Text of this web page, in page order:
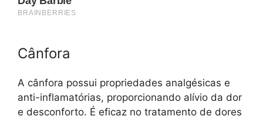
Cânfora
A cânfora possui propriedades analgésicas e
anti-inflamatórias, proporcionando alívio da dor
e desconforto. É eficaz no tratamento de dores